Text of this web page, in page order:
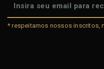
* respeitamos nossos inscritos,